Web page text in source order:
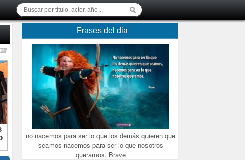
Frases del dia
no nacemos para ser lo que los demás quieren que
seamos nacemos para ser lo que nosotros
queramos. Brave